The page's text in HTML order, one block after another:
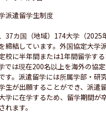
派遣留学生制度
37カ国（地域）174大学（2025
締結しています。外国協定大学
校に半年間または1年間留学す
では現在200名以上を海外の協
す。派遣留学には所属学部・研
生が出願することができ、派遣
学に在学するため、留学期間が
れます。